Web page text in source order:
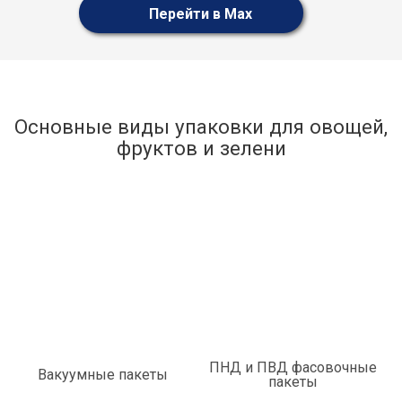
Перейти в Max
Основные виды упаковки для овощей,
фруктов и зелени
Вакуумные пакеты
ПНД и ПВД фасовочные
пакеты